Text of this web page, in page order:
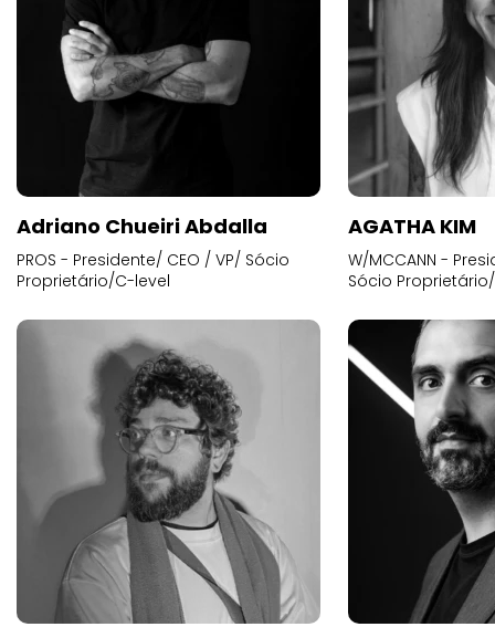
Adriano Chueiri Abdalla
PROS - Presidente/ CEO / VP/ Sócio
Proprietário/C-level
AGATHA KIM
W/MCCANN -
Sócio